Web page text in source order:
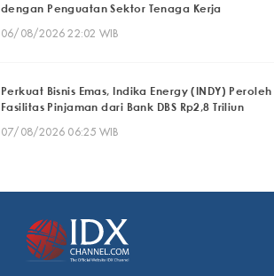
dengan Penguatan Sektor Tenaga Kerja
06/08/2026 22:02 WIB
Perkuat Bisnis Emas, Indika Energy (INDY) Peroleh
Fasilitas Pinjaman dari Bank DBS Rp2,8 Triliun
07/08/2026 06:25 WIB